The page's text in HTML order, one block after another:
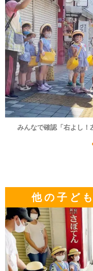
みんなで確認「右よし！
他の子ど